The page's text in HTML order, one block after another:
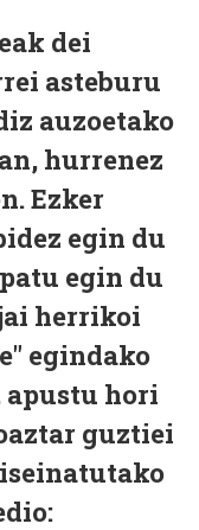
dei
asteburu
auzoetako
hurrenez
Ezker
egin du
egin du
herrikoi
egindako
apustu hori
guztiei